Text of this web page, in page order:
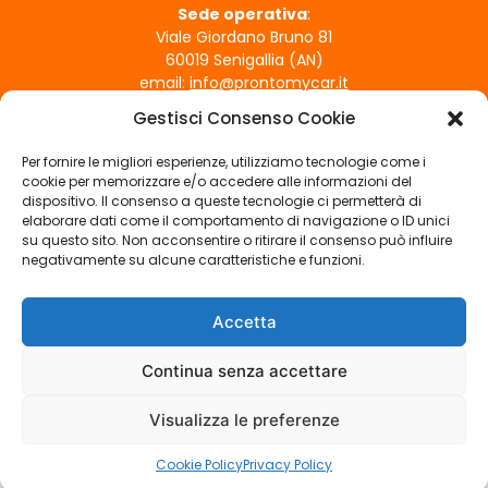
Gestisci Consenso Cookie
Per fornire le migliori esperienze, utilizziamo tecnologie come i
cookie per memorizzare e/o accedere alle informazioni del
dispositivo. Il consenso a queste tecnologie ci permetterà di
elaborare dati come il comportamento di navigazione o ID unici
su questo sito. Non acconsentire o ritirare il consenso può influire
negativamente su alcune caratteristiche e funzioni.
Accetta
Continua senza accettare
Visualizza le preferenze
Cookie PolicyPrivacy Policy
s
e
a
a
Sede operativa:
Viale Giordano Bruno 81
60019 Senigallia (AN)
email: info@prontomycar.it
ORARI DI APERTURA
Lunedì - Venerdì
09:00 - 12:30 | 15:30 - 19:30
Sabato
09:00 - 12:30
Domenica
SEGUICI SUI SOCIAL
COPYRIGHT © PRONTO MY CAR – P.IVA 02820520423 –
POLICY|COOKIE POLICY|CREDITS